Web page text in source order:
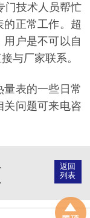
门技术人员帮忙
正常工作。超
户是不可以自
与厂家联系。
量表的一些日常
关问题可来电咨
返回
列表
！
高？